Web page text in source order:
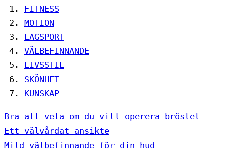
FITNESS
MOTION
LAGSPORT
VÄLBEFINNANDE
LIVSSTIL
SKÖNHET
KUNSKAP
Bra att veta om du vill operera bröstet
Ett välvårdat ansikte
Mild välbefinnande för din hud